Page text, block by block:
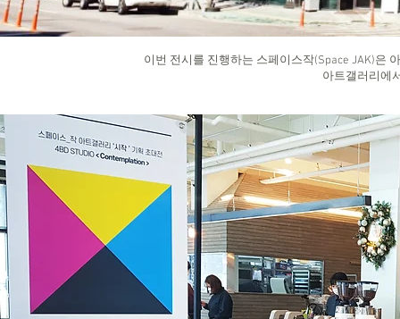
이번 전시를 진행하는 스페이스작(Space JAK)은
아트갤러리에